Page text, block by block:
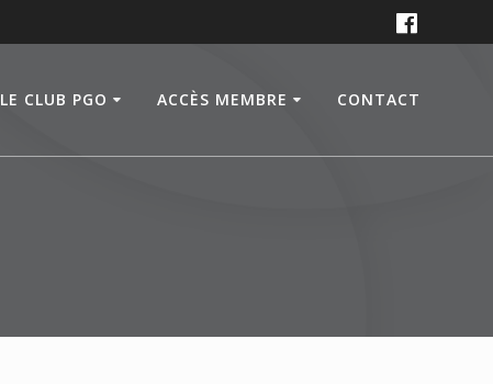
LE CLUB PGO ACCÈS MEMBRE CONTACT